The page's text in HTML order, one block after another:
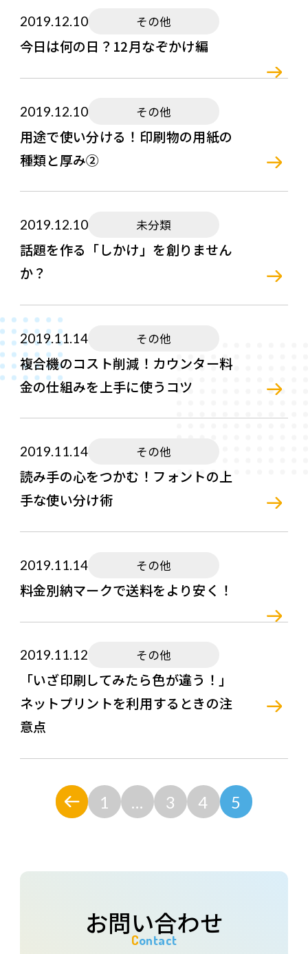
2019.12.10 その他
今日は何の日？12月なぞかけ編
2019.12.10 その他
用途で使い分ける！印刷物の用紙の
種類と厚み②
2019.12.10 未分類
話題を作る「しかけ」を創りません
か？
2019.11.14 その他
複合機のコスト削減！カウンター料
金の仕組みを上手に使うコツ
2019.11.14 その他
読み手の心をつかむ！フォントの上
手な使い分け術
2019.11.14 その他
料金別納マークで送料をより安く！
2019.11.12 その他
「いざ印刷してみたら色が違う！」
ネットプリントを利用するときの注
意点
1 … 3 4 5
お問い合わせ
Contact